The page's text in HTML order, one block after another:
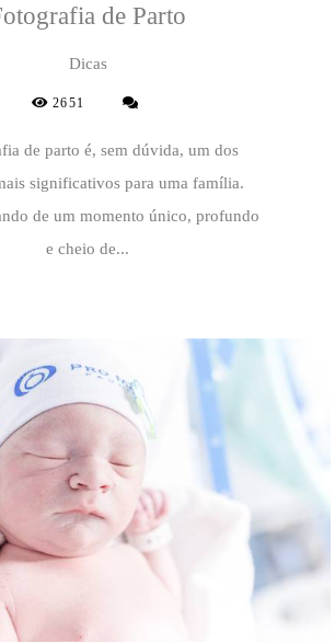
de Parto
Dicas
2651
de parto é, sem dúvida, um dos
significativos para uma família.
de um momento único, profundo
e cheio de...